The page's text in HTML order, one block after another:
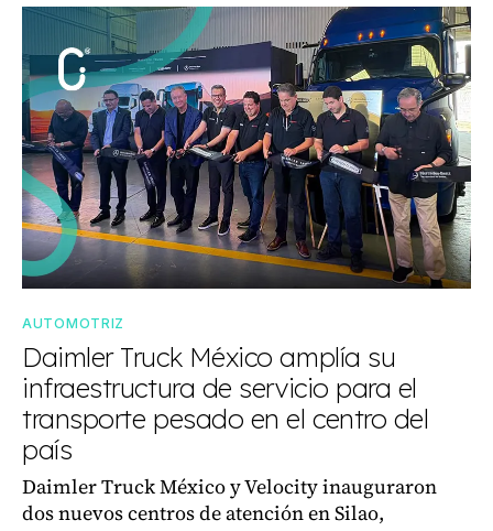
AUTOMOTRIZ
Daimler Truck México amplía su
infraestructura de servicio para el
transporte pesado en el centro del
país
Daimler Truck México y Velocity inauguraron
dos nuevos centros de atención en Silao,